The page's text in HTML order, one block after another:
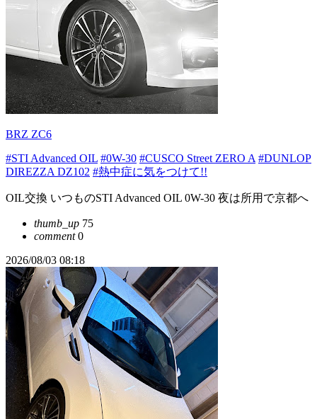
BRZ ZC6
#STI Advanced OIL #0W-30 #CUSCO Street ZERO A #DUNLOP
DIREZZA DZ102 #熱中症に気をつけて!!
OIL交換 いつものSTI Advanced OIL 0W-30 夜は所用で京都へ
thumb_up 75
comment0
2026/08/03 08:18